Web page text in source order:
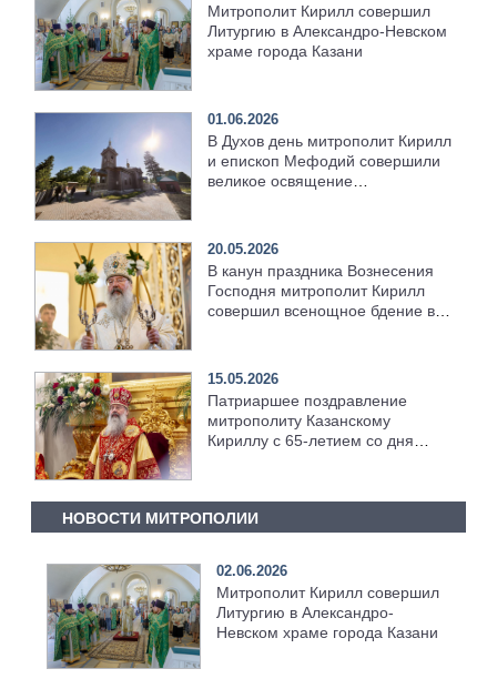
Митрополит Кирилл совершил
Литургию в Александро-Невском
храме города Казани
01.06.2026
В Духов день митрополит Кирилл
и епископ Мефодий совершили
великое освящение
20.05.2026
В канун праздника Вознесения
Господня митрополит Кирилл
совершил всенощное бдение в
15.05.2026
Патриаршее поздравление
митрополиту Казанскому
Кириллу с 65-летием со дня
НОВОСТИ МИТРОПОЛИИ
02.06.2026
Митрополит Кирилл совершил
Литургию в Александро-
Невском храме города Казани